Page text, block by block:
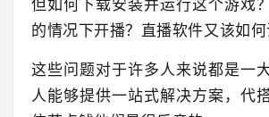
的情况下开播？直播软件又该如何
这些问题对于许多人来说都是一
人能够提供一站式解决方案，代